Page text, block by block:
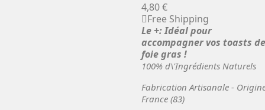
4,80 €
Free Shipping
Le +: Idéal pour
accompagner vos toasts de
foie gras !
100% d\'Ingrédients Naturels
Fabrication Artisanale -
France (83)